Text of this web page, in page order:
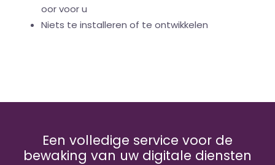
oor voor u
Niets te installeren of te ontwikkelen
Een volledige service voor de
bewaking van uw digitale diensten